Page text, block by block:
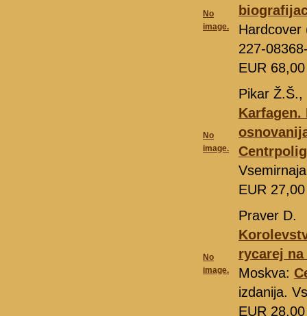
No
image.
Hardcover
227-
EUR
No
image.
Pikar Ž.Š.,
Karfagen.
EUR
No
image.
Praver D.
rycarej
Moskva:
izdanija.
EUR